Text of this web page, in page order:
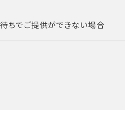
ちでご提供ができない場合